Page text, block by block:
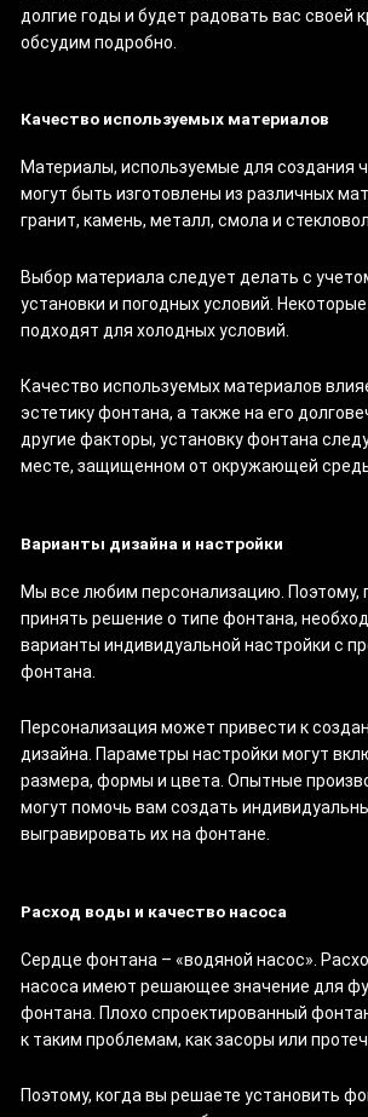
долгие годы и будет радовать вас своей
обсудим подробно.
Качество используемых материалов
Материалы, используемые для создания
могут быть изготовлены из различных
гранит, камень, металл, смола и
Выбор материала следует делать с
установки и погодных условий.
подходят для холодных условий.
Качество используемых материалов
эстетику фонтана, а также на его
другие факторы, установку фонтана
месте, защищенном от окружающей
Варианты дизайна и настройки
Мы все любим персонализацию. Поэтому,
принять решение о типе фонтана,
варианты индивидуальной настройки с
фонтана.
Персонализация может привести к
дизайна. Параметры настройки могут
размера, формы и цвета. Опытные
могут помочь вам создать
выгравировать их на фонтане.
Расход воды и качество насоса
Сердце фонтана – «водяной насос».
насоса имеют решающее значение для
фонтана. Плохо спроектированный
к таким проблемам, как засоры или
Поэтому, когда вы решаете установить